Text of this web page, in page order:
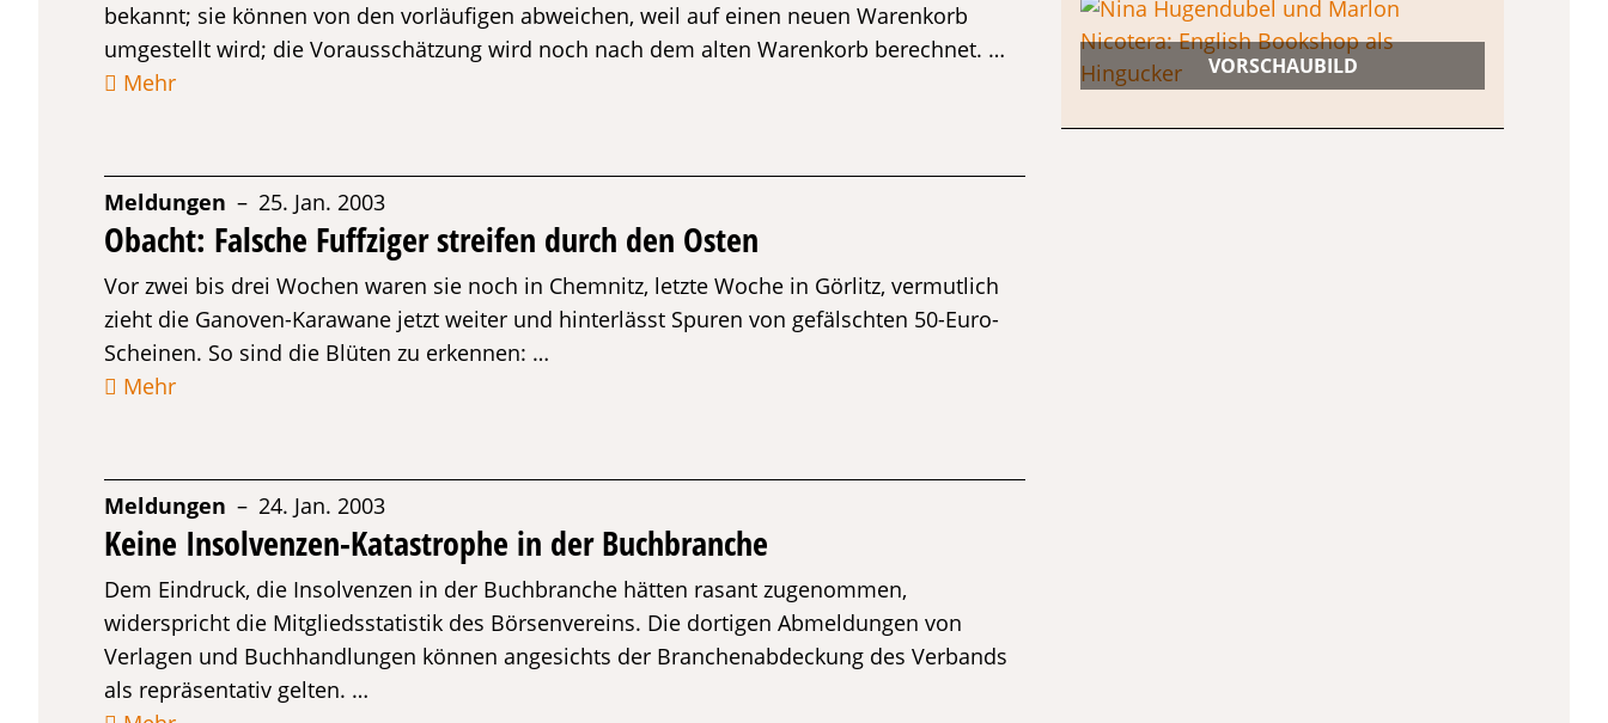
bekannt; sie können von den vorläufigen abweichen, weil auf einen neuen Warenkorb
umgestellt wird; die Vorausschätzung wird noch nach dem alten Warenkorb berechnet. …
Mehr
Meldungen – 25. Jan. 2003
Obacht: Falsche Fuffziger streifen durch den Osten
Vor zwei bis drei Wochen waren sie noch in Chemnitz, letzte Woche in Görlitz, vermutlich
zieht die Ganoven-Karawane jetzt weiter und hinterlässt Spuren von gefälschten 50-Euro-
Scheinen. So sind die Blüten zu erkennen: …
Mehr
Meldungen – 24. Jan. 2003
Keine Insolvenzen-Katastrophe in der Buchbranche
Dem Eindruck, die Insolvenzen in der Buchbranche hätten rasant zugenommen,
widerspricht die Mitgliedsstatistik des Börsenvereins. Die dortigen Abmeldungen von
Verlagen und Buchhandlungen können angesichts der Branchenabdeckung des Verbands
als repräsentativ gelten. …